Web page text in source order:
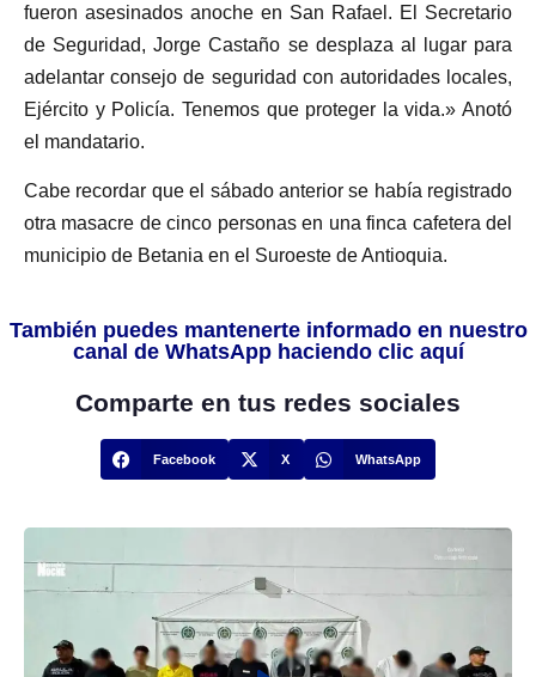
fueron asesinados anoche en San Rafael. El Secretario
de Seguridad, Jorge Castaño se desplaza al lugar para
adelantar consejo de seguridad con autoridades locales,
Ejército y Policía. Tenemos que proteger la vida.» Anotó
el mandatario.
Cabe recordar que el sábado anterior se había registrado
otra masacre de cinco personas en una finca cafetera del
municipio de Betania en el Suroeste de Antioquia.
También puedes mantenerte informado en nuestro
canal de WhatsApp haciendo clic aquí
Comparte en tus redes sociales
Facebook X WhatsApp